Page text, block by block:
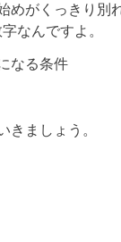
めがくっきり別
なんですよ。
きましょう。